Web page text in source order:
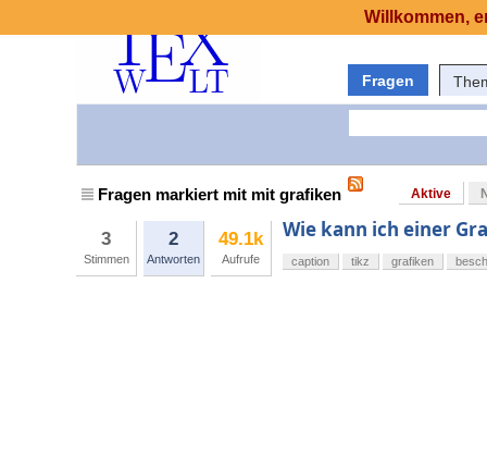
Fragen
Fragen markiert mit mit grafiken Aktive
3
Stimmen
2
Antworten
49.1k
Aufrufe
Wie kann ich einer
caption tikz grafiken
Willkommen,